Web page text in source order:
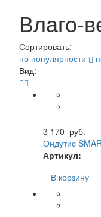
Влаго-
Сортировать:
по популярности
Вид:
3 170 руб.
Ондутис
Артикул:
В корзину